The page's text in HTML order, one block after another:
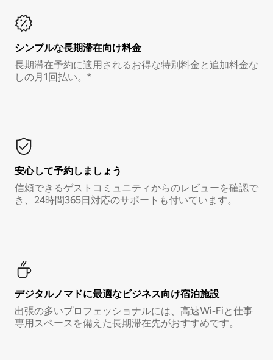
シンプルな長期滞在向け料金
長期滞在予約に適用されるお得な特別料金と追加料金な
しの月1回払い。*
安心して予約しましょう
信頼できるゲストコミュニティからのレビューを確認で
き、24時間365日対応のサポートも付いています。
デジタルノマド⁠に最⁠適⁠なビ⁠ジ⁠ネ⁠ス⁠向⁠け宿⁠泊⁠施⁠設
出張の多いプロフェッショナルには、高速Wi-Fiと仕事
専用スペースを備えた長期滞在先がおすすめです。